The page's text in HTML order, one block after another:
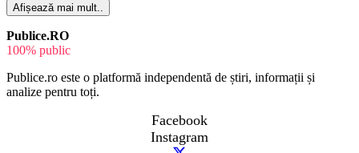
Afișează mai mult..
Publice.RO
100% public
Publice.ro este o platformă independentă de știri, informații și
analize pentru toți.
Facebook
Instagram